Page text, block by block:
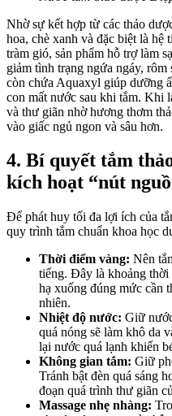
Nhờ sự kết hợp từ các thảo
hoa, chè xanh và đặc biệt là hệ
tràm gió, sản phẩm hỗ trợ làm
giảm tình trạng ngứa ngáy,
còn chứa Aquaxyl giúp dưỡng
con mất nước sau khi tắm. Khi
và thư giãn nhờ hương thơm
vào giấc ngủ ngon và sâu hơn.
4. Bí quyết tắm
kích hoạt “nút
Để phát huy tối đa lợi ích của
quy trình tắm chuẩn khoa học
Thời điểm vàng: Nên
tiếng. Đây là khoảng
hạ xuống đúng mức cần
nhiên.
Nhiệt độ nước: Giữ
quá nóng sẽ làm khô da
lại nước quá lạnh khiến
Không gian tắm: Giữ
Tránh bật đèn quá sáng
đoạn quá trình thư giãn
Massage nhẹ nhàng: